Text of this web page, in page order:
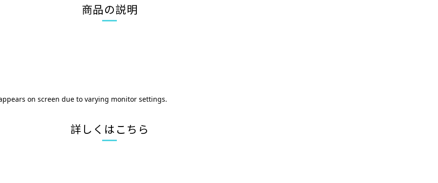
商品の説明
on screen due to varying monitor settings.
詳しくはこちら